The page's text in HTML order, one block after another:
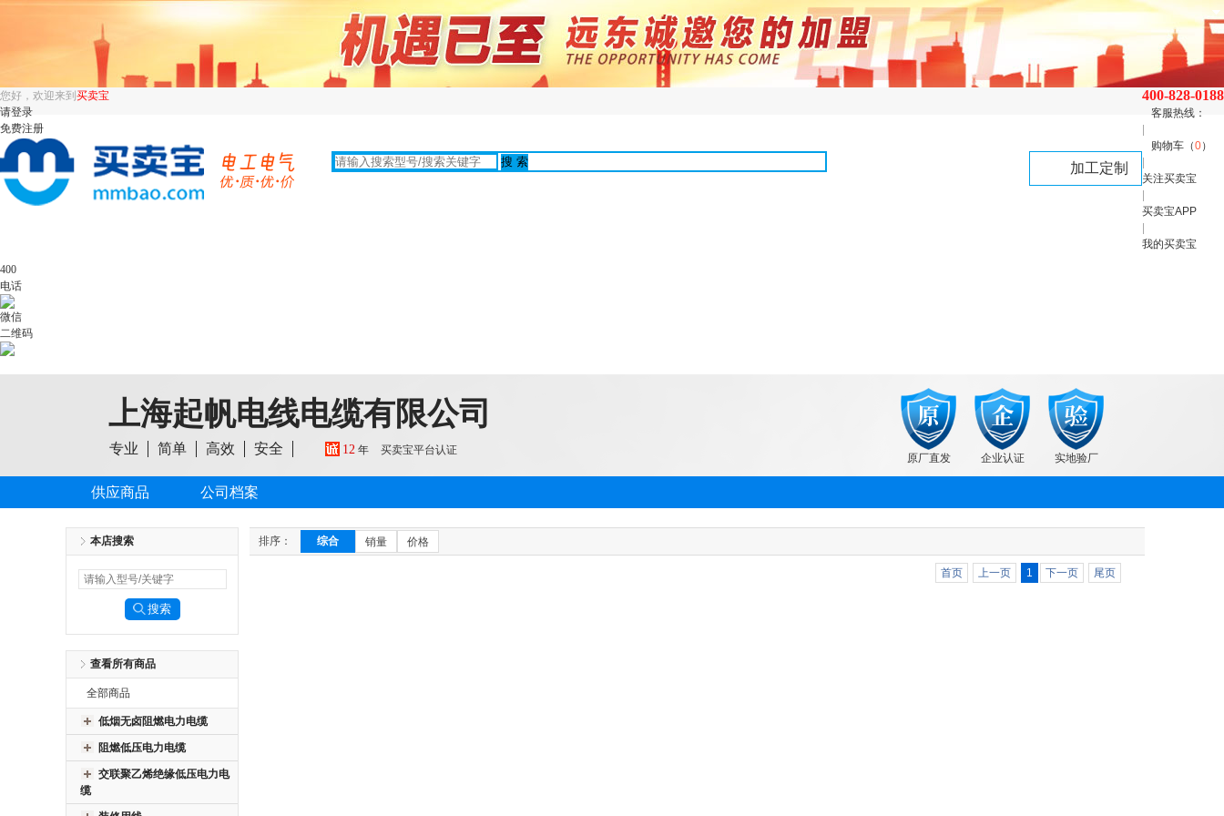
400-828-0188
客服热线：
购物车（0）
关注买卖宝
买卖宝APP
我的买卖宝
您好，欢迎来到 买卖宝
请登录
免费注册
加工定制
400
电话
微信
二维码
上海起帆电线电缆有限公司
专业 简单 高效 安全 12 年 买卖宝平台认证
原厂直发 企业认证 实地验厂
供应商品 公司档案
排序： 综合 销量 价格
首页 上一页 1 下一页 尾页
本店搜索
查看所有商品
全部商品
低烟无卤阻燃电力电缆
阻燃低压电力电缆
交联聚乙烯绝缘低压电力电
缆